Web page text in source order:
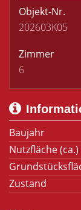
Objekt-Nr.
202603K05
Zimmer
6
Baujahr
Nutzfläche (ca.)
Zustand